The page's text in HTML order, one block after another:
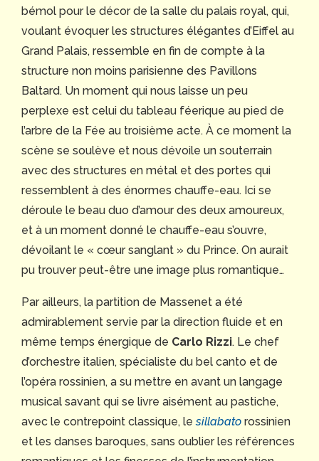
bémol pour le décor de la salle du palais royal, qui,
voulant évoquer les structures élégantes d’Eiffel au
Grand Palais, ressemble en fin de compte à la
structure non moins parisienne des Pavillons
Baltard. Un moment qui nous laisse un peu
perplexe est celui du tableau féerique au pied de
l’arbre de la Fée au troisième acte. À ce moment la
scène se soulève et nous dévoile un souterrain
avec des structures en métal et des portes qui
ressemblent à des énormes chauffe-eau. Ici se
déroule le beau duo d’amour des deux amoureux,
et à un moment donné le chauffe-eau s’ouvre,
dévoilant le « cœur sanglant » du Prince. On aurait
pu trouver peut-être une image plus romantique…
Par ailleurs, la partition de Massenet a été
admirablement servie par la direction fluide et en
même temps énergique de Carlo Rizzi. Le chef
d’orchestre italien, spécialiste du bel canto et de
l’opéra rossinien, a su mettre en avant un langage
musical savant qui se livre aisément au pastiche,
avec le contrepoint classique, lesillabato rossinien
et les danses baroques, sans oublier les références